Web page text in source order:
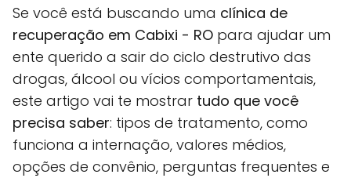
Se você está buscando uma clínica de
recuperação em Cabixi - RO para ajudar um
ente querido a sair do ciclo destrutivo das
drogas, álcool ou vícios comportamentais,
este artigo vai te mostrar tudo que você
precisa saber: tipos de tratamento, como
funciona a internação, valores médios,
opções de convênio, perguntas frequentes e